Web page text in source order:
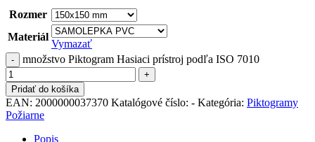
Rozmer
Materiál
Vymazať
množstvo Piktogram Hasiaci prístroj podľa ISO 7010
Pridať do košíka
EAN: 2000000037370 Katalógové číslo: - Kategória: Piktogramy
Požiarne
Popis